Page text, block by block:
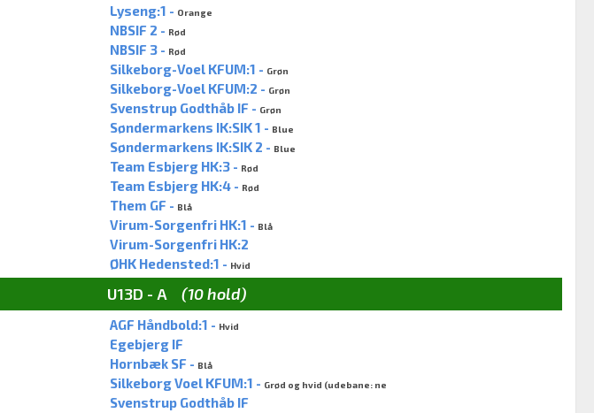
Lyseng:1 - Orange
NBSIF 2 - Rød
NBSIF 3 - Rød
Silkeborg-Voel KFUM:1 - Grøn
Silkeborg-Voel KFUM:2 - Grøn
Svenstrup Godthåb IF - Grøn
Søndermarkens IK:SIK 1 - Blue
Søndermarkens IK:SIK 2 - Blue
Team Esbjerg HK:3 - Rød
Team Esbjerg HK:4 - Rød
Them GF - Blå
Virum-Sorgenfri HK:1 - Blå
Virum-Sorgenfri HK:2
ØHK Hedensted:1 - Hvid
U13D - A (10 hold)
AGF Håndbold:1 - Hvid
Egebjerg IF
Hornbæk SF - Blå
Silkeborg Voel KFUM:1 - Grød og hvid (udebane: ne
Svenstrup Godthåb IF